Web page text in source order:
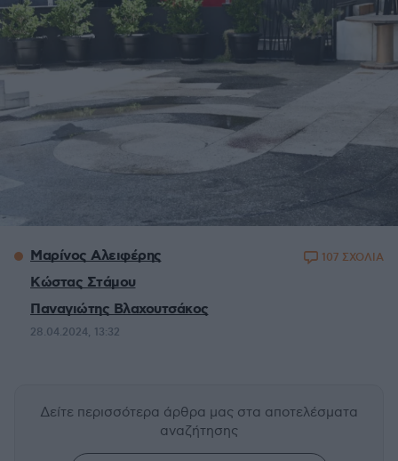
Μαρίνος Αλειφέρης
Κώστας Στάμου
Παναγιώτης Βλαχουτσάκος
28.04.2024, 13:32
107 ΣΧΟΛΙΑ
Δείτε περισσότερα άρθρα μας στα αποτελέσματα
αναζήτησης